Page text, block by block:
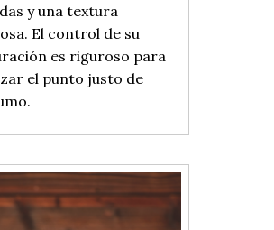
y una textura
El control de su
es riguroso para
el punto justo de